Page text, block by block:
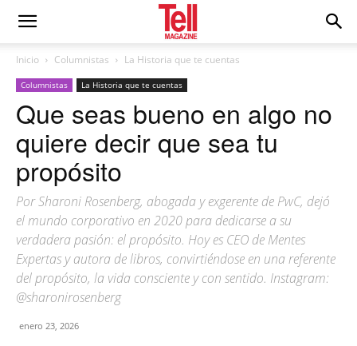
Inicio Columnistas La Historia que te cuentas
Columnistas La Historia que te cuentas
Que seas bueno en algo no
quiere decir que sea tu
propósito
Por Sharoni Rosenberg, abogada y exgerente de PwC, dejó
el mundo corporativo en 2020 para dedicarse a su
verdadera pasión: el propósito. Hoy es CEO de Mentes
Expertas y autora de libros, convirtiéndose en una referente
del propósito, la vida consciente y con sentido. Instagram:
@sharonirosenberg
enero 23, 2026